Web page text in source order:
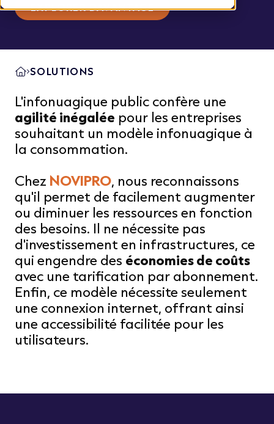
EXPLORER DAVANTAGE
SOLUTIONS
L'infonuagique public confère une
agilité inégalée pour les entreprises
souhaitant un modèle infonuagique à
la consommation.
Chez NOVIPRO, nous reconnaissons
qu'il permet de facilement augmenter
ou diminuer les ressources en fonction
des besoins. Il ne nécessite pas
d'investissement en infrastructures, ce
qui engendre des économies de coûts
avec une tarification par abonnement.
Enfin, ce modèle nécessite seulement
une connexion internet, offrant ainsi
une accessibilité facilitée pour les
utilisateurs.